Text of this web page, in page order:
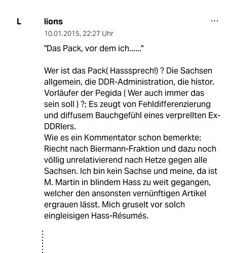
L lions
10.01.2015, 22:27 Uhr
"Das Pack, vor dem ich......"
Wer ist das Pack( Hasssprech!) ? Die Sachsen
allgemein, die DDR-Administration, die histor.
Vorläufer der Pegida ( Wer auch immer das
sein soll ) ?; Es zeugt von Fehldifferenzierung
und diffusem Bauchgefühl eines verprellten Ex-
DDRlers.
Wie es ein Kommentator schon bemerkte:
Riecht nach Biermann-Fraktion und dazu noch
völlig unrelativierend nach Hetze gegen alle
Sachsen. Ich bin kein Sachse und meine, da ist
M. Martin in blindem Hass zu weit gegangen,
welcher den ansonsten vernünftigen Artikel
ergrauen lässt. Mich gruselt vor solch
eingleisigen Hass-Résumés.